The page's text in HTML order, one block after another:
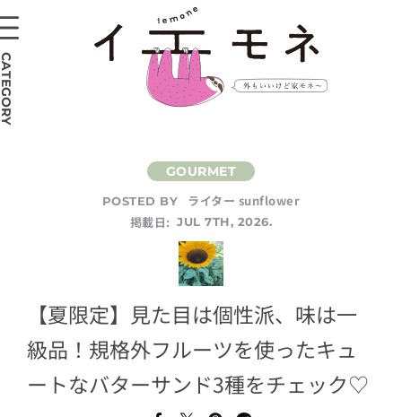
POSTED BY
ライター sunflower
掲載日: JUL 7TH, 2026.
【夏限定】見た目は個性派、味は一
級品！規格外フルーツを使ったキュ
ートなバターサンド3種をチェック♡